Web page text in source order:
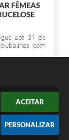
ACEITAR
PERSONALIZAR
FÊMEAS
até 31 de
com
JUL